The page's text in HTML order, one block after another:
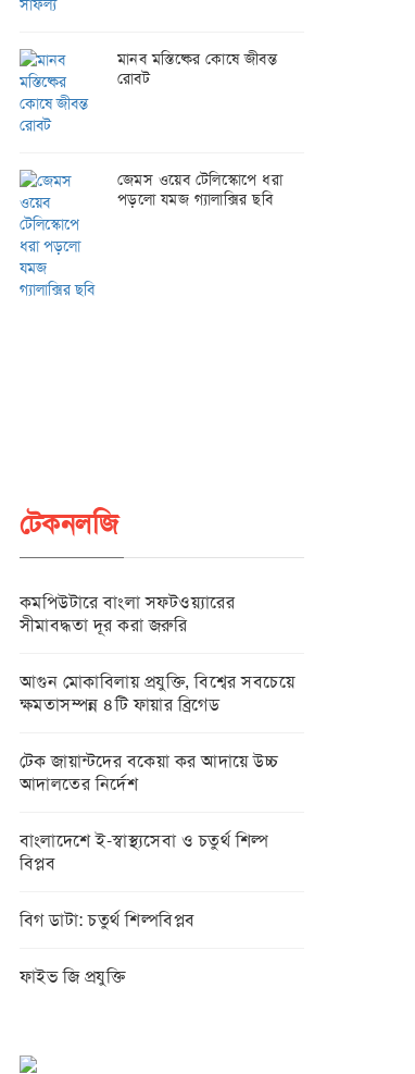
মানব মস্তিষ্কের কোষে জীবন্ত
রোবট
জেমস ওয়েব টেলিস্কোপে ধরা
পড়লো যমজ গ্যালাক্সির ছবি
টেকনলজি
কমপিউটারে বাংলা সফটওয়্যারের
সীমাবদ্ধতা দূর করা জরুরি
আগুন মোকাবিলায় প্রযুক্তি, বিশ্বের সবচেয়ে
ক্ষমতাসম্পন্ন ৪টি ফায়ার ব্রিগেড
টেক জায়ান্টদের বকেয়া কর আদায়ে উচ্চ
আদালতের নির্দেশ
বাংলাদেশে ই-স্বাস্থ্যসেবা ও চতুর্থ শিল্প
বিপ্লব
বিগ ডাটা: চতুর্থ শিল্পবিপ্লব
ফাইভ জি প্রযুক্তি